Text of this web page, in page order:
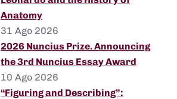
Anatomy
31 Ago 2026
2026 Nuncius Prize. Announcing
the 3rd Nuncius Essay Award
10 Ago 2026
“Figuring and Describing”: